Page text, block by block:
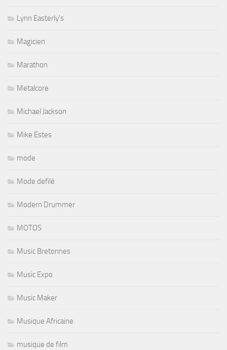
Lynn Easterly's
Magicien
Marathon
Metalcore
Michael Jackson
Mike Estes
mode
Mode defilé
Modern Drummer
MOTOS
Music Bretonnes
Music Expo
Music Maker
Musique Africaine
musique de film